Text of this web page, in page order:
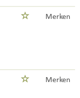
Merken
Merken